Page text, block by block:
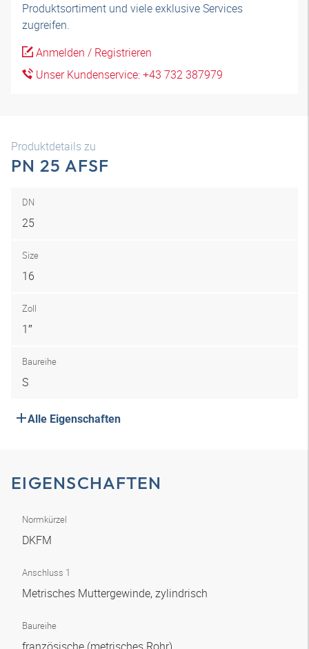
Produktsortiment und viele exklusive Services
zugreifen.
Anmelden / Registrieren
Unser Kundenservice: +43 732 387979
Produktdetails zu
PN 25 AFSF
DN
25
Size
16
Zoll
1″
Baureihe
S
Alle Eigenschaften
EIGENSCHAFTEN
Normkürzel
DKFM
Anschluss 1
Metrisches Muttergewinde, zylindrisch
Baureihe